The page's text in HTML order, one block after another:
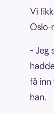
Vi
Oslo-
- Jeg
få inn
han.